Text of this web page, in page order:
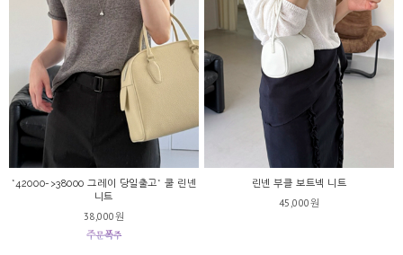
*42000->38000 그레이 당일출고* 쿨 린넨
니트
38,000원
린넨 부클 보트넥 니트
45,000원